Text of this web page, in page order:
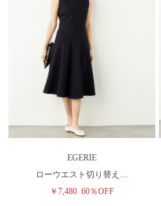
EGERIE
ローウエスト切り替え…
￥7,480 60％OFF